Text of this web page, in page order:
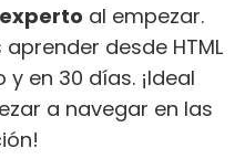
al empezar.
desde HTML
en 30 días. ¡Ideal
a navegar en las